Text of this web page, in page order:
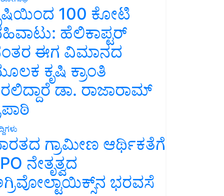
100 ಕೋಟಿ
ಹೆಲಿಕಾಪ್ಟರ್
ಈಗ ವಿಮಾನದ
ಕೃಷಿ ಕ್ರಾಂತಿ
ಡಾ. ರಾಜಾರಾಮ್
ಗ್ರಾಮೀಣ ಆರ್ಥಿಕತೆಗೆ
ನೇತೃತ್ವದ
ಭರವಸೆ